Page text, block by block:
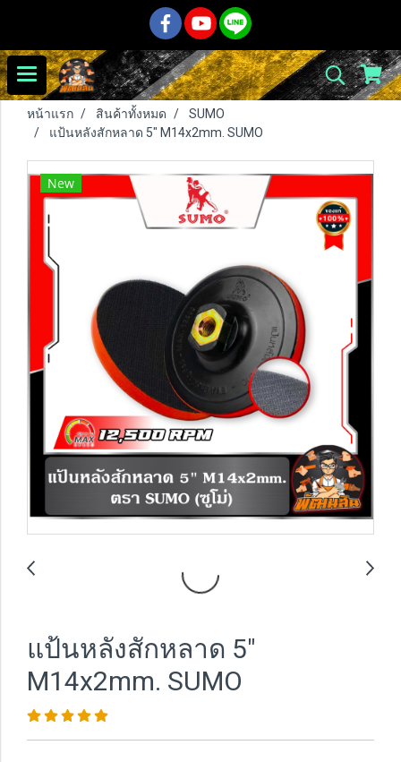
หน้าแรก สินค้าทั้งหมด
SUMO
แป้นหลังสักหลาด 5" M14x2mm. SUMO
New
แป้นหลังสักหลาด 5"
M14x2mm. SUMO